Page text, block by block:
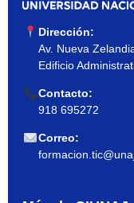
Dirección:
Av. Nueva
Edificio
Contacto:
918 695272
Correo: